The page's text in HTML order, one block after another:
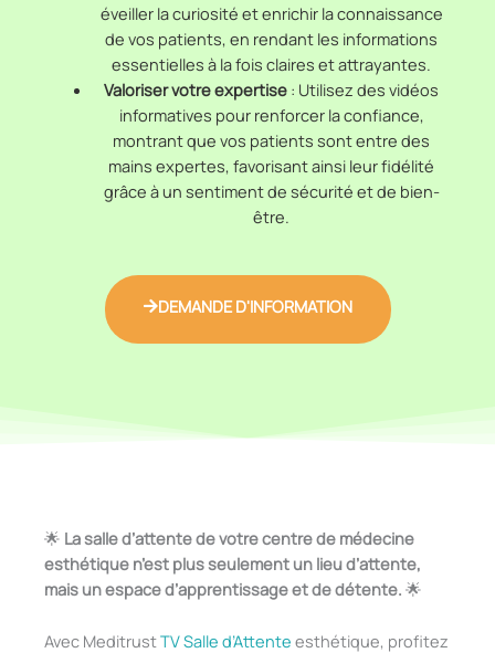
éveiller la curiosité et enrichir la connaissance
de vos patients, en rendant les informations
essentielles à la fois claires et attrayantes.
Valoriser votre expertise : Utilisez des vidéos
informatives pour renforcer la confiance,
montrant que vos patients sont entre des
mains expertes, favorisant ainsi leur fidélité
grâce à un sentiment de sécurité et de bien-
être.
DEMANDE D'INFORMATION
🌟 La salle d’attente de votre centre de médecine
esthétique n’est plus seulement un lieu d’attente,
mais un espace d’apprentissage et de détente. 🌟
Avec MeditrustTV Salle d’Attente esthétique, profitez